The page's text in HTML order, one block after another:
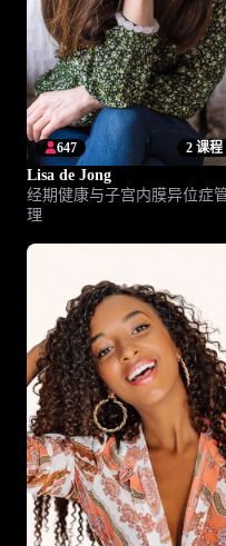
2 课程
647
Lisa de Jong
经期健康与子宫内膜异位症
理